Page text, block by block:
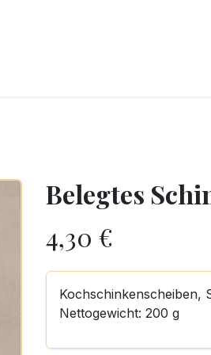
Belegtes
4,30 €
Kochschinkenscheiben,
Nettogewicht: 200 g